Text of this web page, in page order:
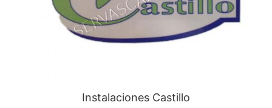
Instalaciones Castillo